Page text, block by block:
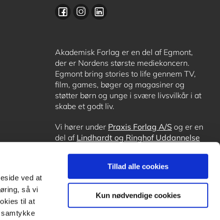
ved at
så vi
til at
Tillad alle cookies
Kun nødvendige cookies
Akademisk Forlag er en del af Egmont,
der er Nordens største mediekoncern.
Egmont bring stories to life gennem TV,
film, games, bøger og magasiner og
støtter børn og unge i svære livsvilkår i at
skabe et godt liv.
Vi hører under Praxis Forlag A/S og er en
del af Lindhardt og Ringhof Uddannelse
OrdblindetræningogForstå.dk.